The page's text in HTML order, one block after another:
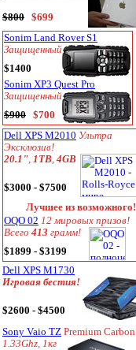
$800
$699
Sonim Land Rover S1
Защищенный
$1400
Sonim XP3 Quest Pro
Защищенный
$900
$700
Dell XPS M2010 Ультра
Эксклюзив!
20.1", 1TB, 4GB
$3000 - $7500
Лучшее из возможного!
OQO 02 12 мировых призов!
Всего 413 грамм!
$1899 - $3199
Dell XPS M1730
Игровая бестия!
$2600 - $4500
Sony Vaio TZ Premium Carbon
1.33Ghz, 1кг